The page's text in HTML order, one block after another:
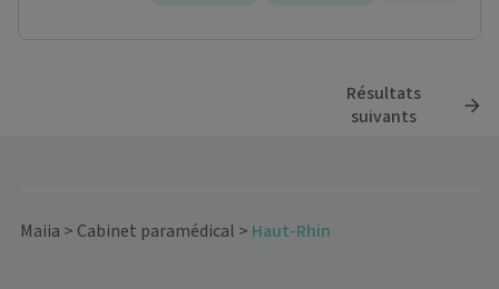
Résultats
suivants
Maiia > Cabinet paramédical > Haut-Rhin